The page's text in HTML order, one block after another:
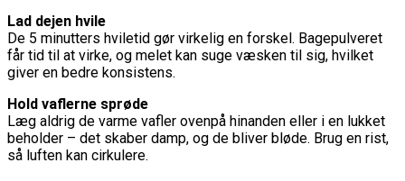
Lad dejen hvile
De 5 minutters hviletid gør virkelig en forskel. Bagepulveret
får tid til at virke, og melet kan suge væsken til sig, hvilket
giver en bedre konsistens.
Hold vaflerne sprøde
Læg aldrig de varme vafler ovenpå hinanden eller i en lukket
beholder – det skaber damp, og de bliver bløde. Brug en rist,
så luften kan cirkulere.